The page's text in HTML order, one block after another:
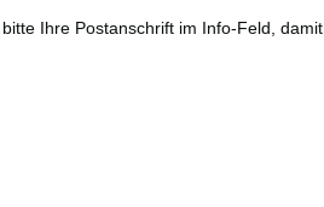
Ihre Postanschrift im Info-Feld, damit